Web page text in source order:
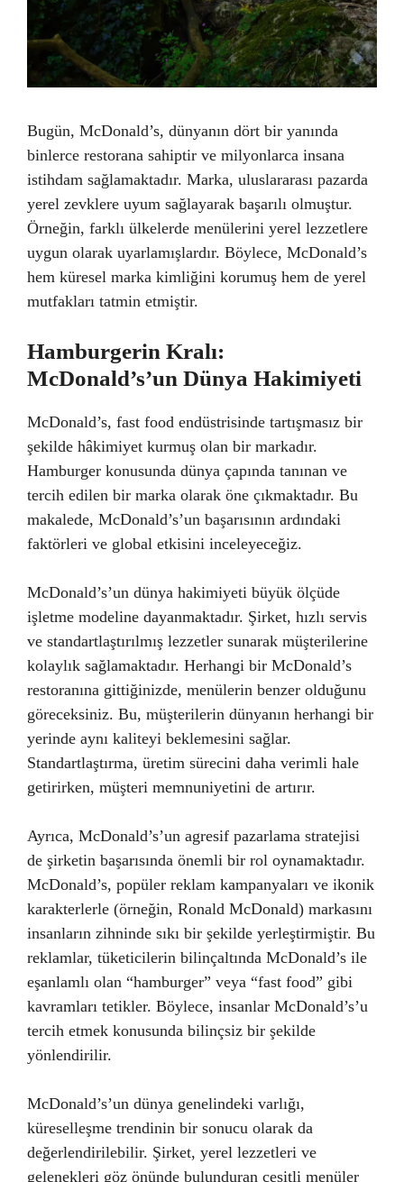
Bugün, McDonald’s, dünyanın dört bir yanında
binlerce restorana sahiptir ve milyonlarca insana
istihdam sağlamaktadır. Marka, uluslararası pazarda
yerel zevklere uyum sağlayarak başarılı olmuştur.
Örneğin, farklı ülkelerde menülerini yerel lezzetlere
uygun olarak uyarlamışlardır. Böylece, McDonald’s
hem küresel marka kimliğini korumuş hem de yerel
mutfakları tatmin etmiştir.
Hamburgerin Kralı:
McDonald’s’un Dünya Hakimiyeti
McDonald’s, fast food endüstrisinde tartışmasız bir
şekilde hâkimiyet kurmuş olan bir markadır.
Hamburger konusunda dünya çapında tanınan ve
tercih edilen bir marka olarak öne çıkmaktadır. Bu
makalede, McDonald’s’un başarısının ardındaki
faktörleri ve global etkisini inceleyeceğiz.
McDonald’s’un dünya hakimiyeti büyük ölçüde
işletme modeline dayanmaktadır. Şirket, hızlı servis
ve standartlaştırılmış lezzetler sunarak müşterilerine
kolaylık sağlamaktadır. Herhangi bir McDonald’s
restoranına gittiğinizde, menülerin benzer olduğunu
göreceksiniz. Bu, müşterilerin dünyanın herhangi bir
yerinde aynı kaliteyi beklemesini sağlar.
Standartlaştırma, üretim sürecini daha verimli hale
getirirken, müşteri memnuniyetini de artırır.
Ayrıca, McDonald’s’un agresif pazarlama stratejisi
de şirketin başarısında önemli bir rol oynamaktadır.
McDonald’s, popüler reklam kampanyaları ve ikonik
karakterlerle (örneğin, Ronald McDonald) markasını
insanların zihninde sıkı bir şekilde yerleştirmiştir. Bu
reklamlar, tüketicilerin bilinçaltında McDonald’s ile
eşanlamlı olan “hamburger” veya “fast food” gibi
kavramları tetikler. Böylece, insanlar McDonald’s’u
tercih etmek konusunda bilinçsiz bir şekilde
yönlendirilir.
McDonald’s’un dünya genelindeki varlığı,
küreselleşme trendinin bir sonucu olarak da
değerlendirilebilir. Şirket, yerel lezzetleri ve
gelenekleri göz önünde bulunduran çeşitli menüler